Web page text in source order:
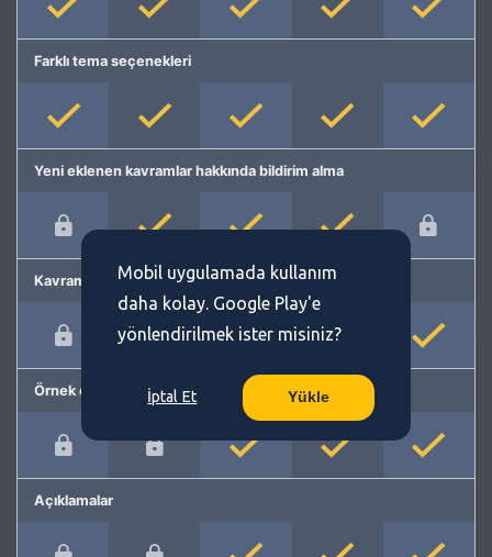
Farklı tema seçenekleri
Yeni eklenen kavramlar hakkında bildirim alma
Kavram önerme
Örnek cümleler
Açıklamalar
Mobil uygulamada kullanım
daha kolay. Google Play'e
yönlendirilmek ister misiniz?
İptal Et Yükle